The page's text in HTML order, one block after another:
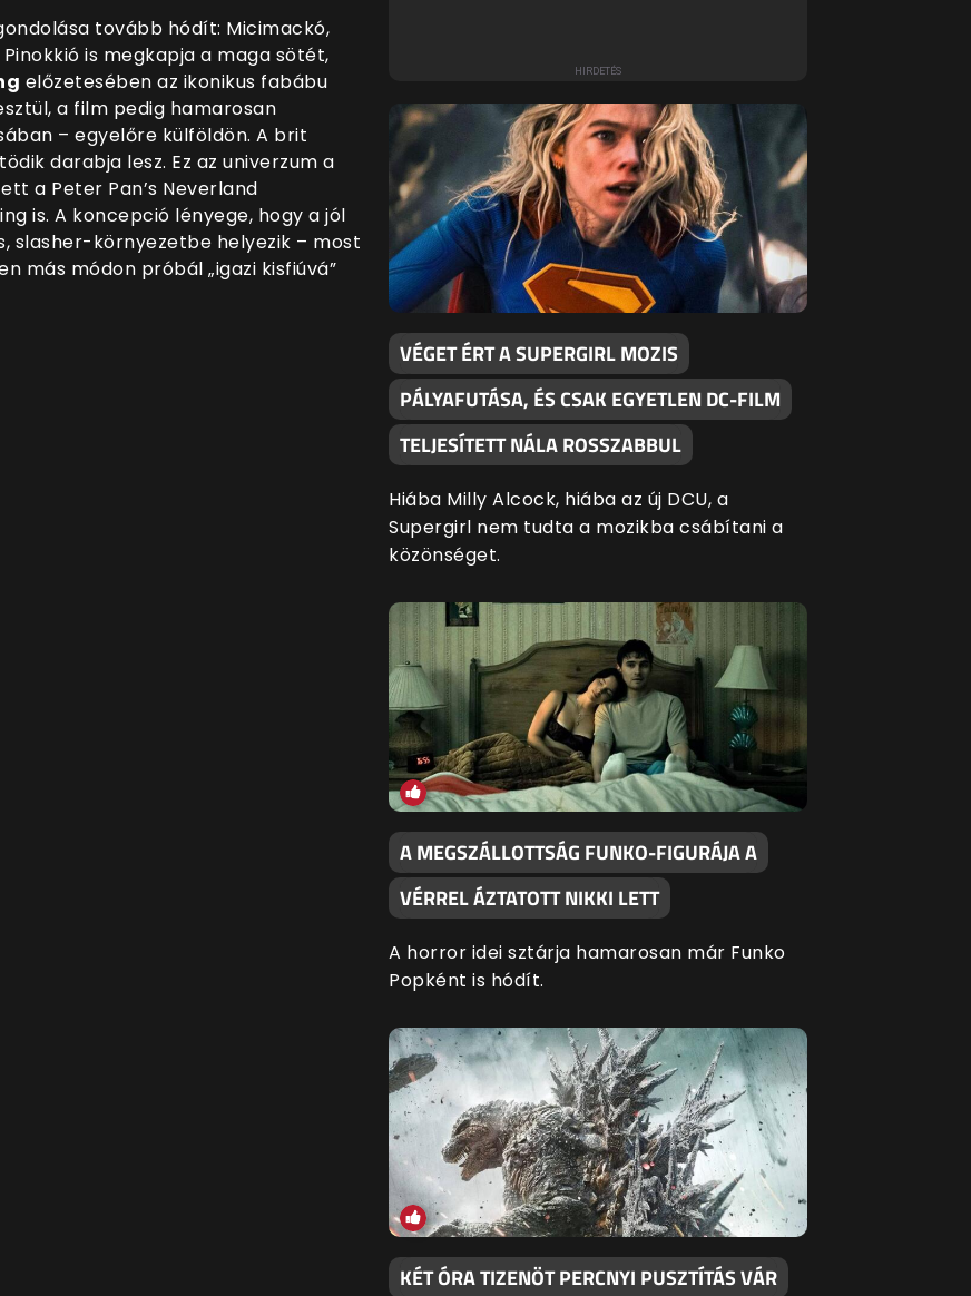
tovább hódít: Micimackó,
is megkapja a maga sötét,
előzetesében az ikonikus fabábu
a film pedig hamarosan
– egyelőre külföldön. A brit
darabja lesz. Ez az univerzum a
a Peter Pan’s Neverland
is. A koncepció lényege, hogy a jól
környezetbe helyezik – most
más módon próbál „igazi kisfiúvá”
VÉGET ÉRT A SUPERGIRL MOZIS
PÁLYAFUTÁSA, ÉS CSAK EGYETLEN DC-FILM
TELJESÍTETT NÁLA ROSSZABBUL
Hiába Milly Alcock, hiába az új DCU, a
Supergirl nem tudta a mozikba csábítani a
közönséget.
A MEGSZÁLLOTTSÁG FUNKO-FIGURÁJA A
VÉRREL ÁZTATOTT NIKKI LETT
A horror idei sztárja hamarosan már Funko
Popként is hódít.
KÉT ÓRA TIZENÖT PERCNYI PUSZTÍTÁS VÁR